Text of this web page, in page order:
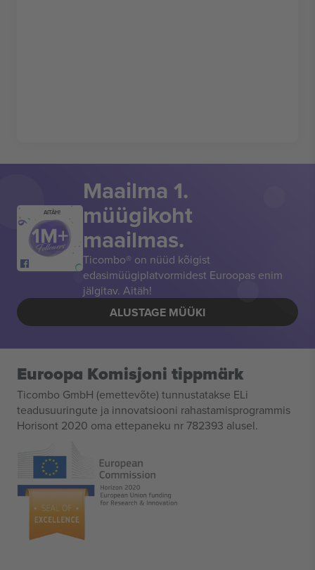
AITÄH!
Maailma 1.
müügikoht
maailmas.
Ticombo® on nüüd kõigist
edasimüügiplatvormidest Euroopas enim
jälgitav. Aitäh!
ALUSTAGE MÜÜKI
Euroopa Komisjoni tippmärk
Ticombo GmbH (emettevõte) tunnustatakse ELi
teadusuuringute ja innovatsiooni rahastamisprogrammis
Horisont 2020 oma ettepaneku nr 782393 alusel.